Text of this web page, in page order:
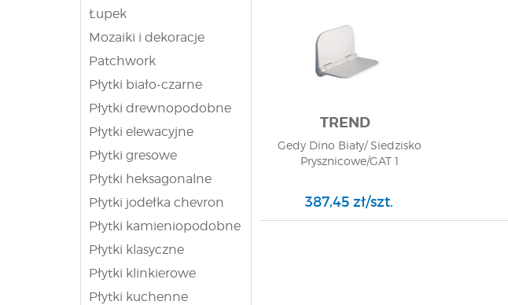
Łupek
Mozaiki i dekoracje
Patchwork
Płytki biało-czarne
Płytki drewnopodobne
Płytki elewacyjne
Płytki gresowe
Płytki heksagonalne
Płytki jodełka chevron
Płytki kamieniopodobne
Płytki klasyczne
Płytki klinkierowe
Płytki kuchenne
TREND
Gedy Dino Biały/ Siedzisko
Prysznicowe/GAT 1
387,45 zł/szt.